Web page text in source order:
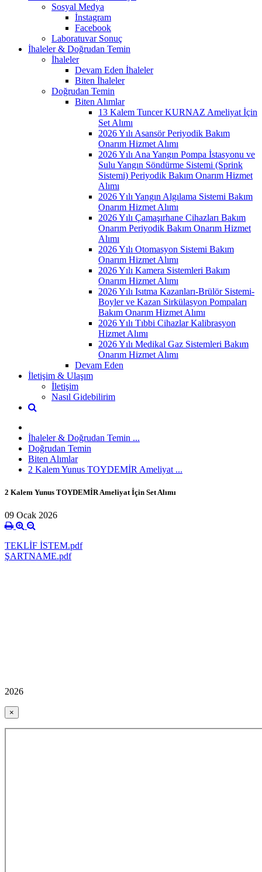
Sosyal Medya
İnstagram
Facebook
Laboratuvar Sonuç
İhaleler & Doğrudan Temin
İhaleler
Devam Eden İhaleler
Biten İhaleler
Doğrudan Temin
Biten Alımlar
13 Kalem Tuncer KURNAZ Ameliyat İçin
Set Alımı
2026 Yılı Asansör Periyodik Bakım
Onarım Hizmet Alımı
2026 Yılı Ana Yangın Pompa İstasyonu ve
Sulu Yangın Söndürme Sistemi (Sprink
Sistemi) Periyodik Bakım Onarım Hizmet
Alımı
2026 Yılı Yangın Algılama Sistemi Bakım
Onarım Hizmet Alımı
2026 Yılı Çamaşırhane Cihazları Bakım
Onarım Periyodik Bakım Onarım Hizmet
Alımı
2026 Yılı Otomasyon Sistemi Bakım
Onarım Hizmet Alımı
2026 Yılı Kamera Sistemleri Bakım
Onarım Hizmet Alımı
2026 Yılı Isıtma Kazanları-Brülör Sistemi-
Boyler ve Kazan Sirkülasyon Pompaları
Bakım Onarım Hizmet Alımı
2026 Yılı Tıbbi Cihazlar Kalibrasyon
Hizmet Alımı
2026 Yılı Medikal Gaz Sistemleri Bakım
Onarım Hizmet Alımı
Devam Eden
İletişim & Ulaşım
İletişim
Nasıl Gidebilirim
İhaleler & Doğrudan Temin ...
Doğrudan Temin
Biten Alımlar
2 Kalem Yunus TOYDEMİR Ameliyat ...
2 Kalem Yunus TOYDEMİR Ameliyat İçin Set Alımı
09 Ocak 2026
TEKLİF İSTEM.pdf
ŞARTNAME.pdf
2026
×